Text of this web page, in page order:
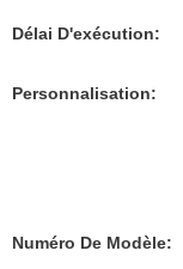
Délai D'exécution:
Personnalisation:
Numéro De Modèle: